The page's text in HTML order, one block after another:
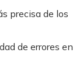
precisa de los
de errores en